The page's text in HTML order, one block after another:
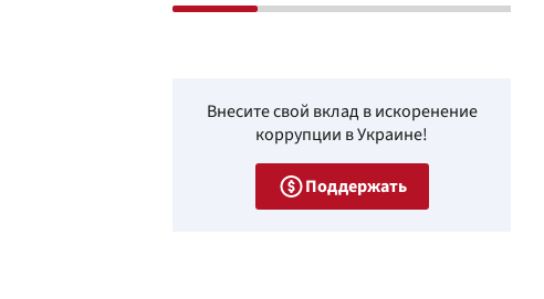
Внесите свой вклад в искоренение
коррупции в Украине!
Поддержать